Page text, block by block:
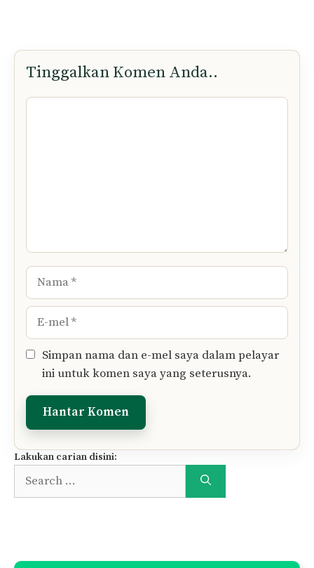
Tinggalkan Komen Anda..
Komen
Nama
E-
mel
Simpan nama dan e-mel saya dalam pelayar
ini untuk komen saya yang seterusnya.
Lakukan carian disini:
Search
for: